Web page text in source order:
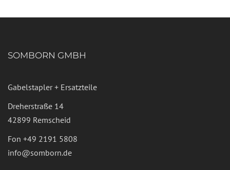
SOMBORN GMBH
Gabelstapler + Ersatzteile
Dreherstraße 14
42899 Remscheid
Fon +49 2191 5808
info@somborn.de